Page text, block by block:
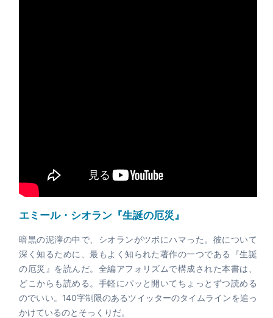
エミール・シオラン『生誕の厄災』
暗黒の泥濘の中で、シオランがツボにハマった。彼について
深く知るために、最もよく知られた著作の一つである『生誕
の厄災』を読んだ。全編アフォリズムで構成された本書は、
どこからも読める。手軽にパッと開いてちょっとずつ読める
のでいい。140字制限のあるツイッターのタイムラインを追っ
かけているのとそっくりだ。